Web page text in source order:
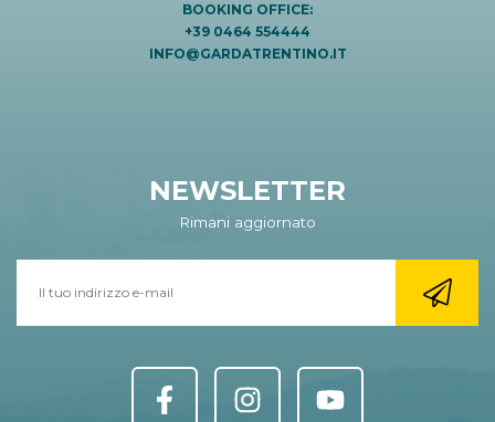
BOOKING OFFICE:
+39 0464 554444
INFO@GARDATRENTINO.IT
NEWSLETTER
Rimani aggiornato